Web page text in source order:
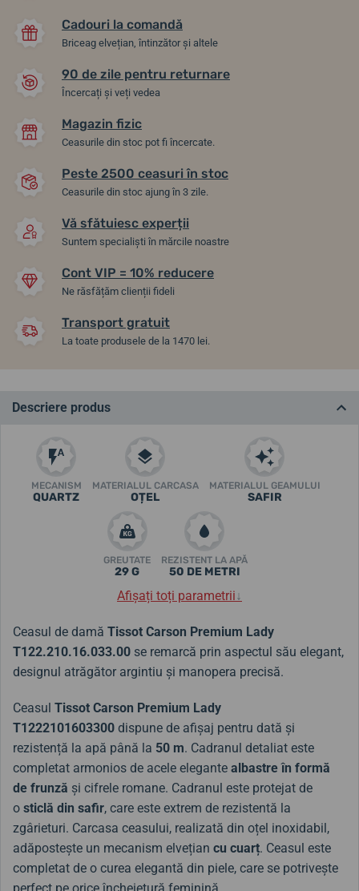
Cadouri la comandă
Briceag elvețian, întinzător și altele
90 de zile pentru returnare
Încercați și veți vedea
Magazin fizic
Ceasurile din stoc pot fi încercate.
Peste 2500 ceasuri în stoc
Ceasurile din stoc ajung în 3 zile.
Vă sfătuiesc experții
Suntem specialiști în mărcile noastre
Cont VIP = 10% reducere
Ne răsfățăm clienții fideli
Transport gratuit
La toate produsele de la 1470 lei.
Descriere produs
MECANISM
QUARTZ
MATERIALUL CARCASA
OȚEL
MATERIALUL GEAMULUI
SAFIR
GREUTATE
29 G
REZISTENT LA APĂ
50 DE METRI
Afișați toți parametrii↓
Ceasul de damă Tissot Carson Premium Lady
T122.210.16.033.00 se remarcă prin aspectul său elegant,
designul atrăgător argintiu și manopera precisă.
Ceasul Tissot Carson Premium Lady
T1222101603300 dispune de afișaj pentru dată și
rezistență la apă până la 50 m. Cadranul detaliat este
completat armonios de acele elegante albastre în formă
de frunză și cifrele romane. Cadranul este protejat de
o sticlă din safir, care este extrem de rezistentă la
zgârieturi. Carcasa ceasului, realizată din oțel inoxidabil,
adăpostește un mecanism elvețian cu cuarț. Ceasul este
completat de o curea elegantă din piele, care se potrivește